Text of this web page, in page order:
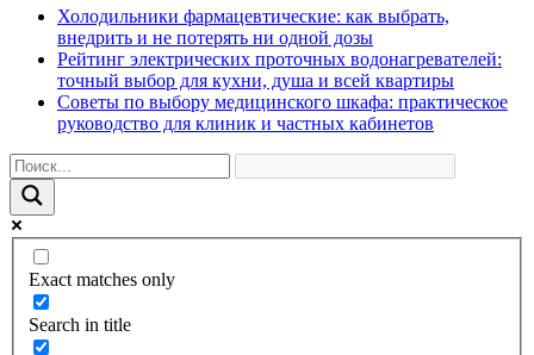
Холодильники фармацевтические: как выбрать,
внедрить и не потерять ни одной дозы
Рейтинг электрических проточных водонагревателей:
точный выбор для кухни, душа и всей квартиры
Советы по выбору медицинского шкафа: практическое
руководство для клиник и частных кабинетов
Exact matches only
Search in title